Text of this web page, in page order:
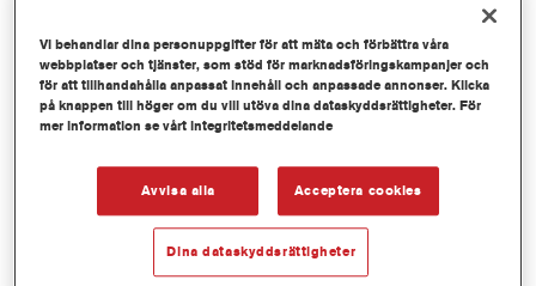
EV350 Imron® Fleet Line Industry
PUR Matt Binder
Artikelnummer EV350 3.50 LI
Mer information
Vi behandlar dina personuppgifter för att mäta och förbättra våra
webbplatser och tjänster, som stöd för marknadsföringskampanjer och
för att tillhandahålla anpassat innehåll och anpassade annonser. Klicka
på knappen till höger om du vill utöva dina dataskyddsrättigheter. För
mer information se vårt integritetsmeddelande
Avvisa alla Acceptera cookies
Dina dataskyddsrättigheter